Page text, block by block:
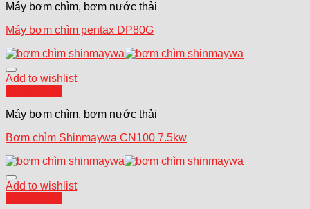
Máy bơm chìm, bơm nước thải
Máy bơm chìm pentax DP80G
Add to wishlist
Máy bơm chìm, bơm nước thải
Bơm chìm Shinmaywa CN100 7.5kw
Add to wishlist